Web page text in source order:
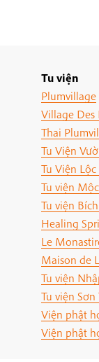
Tu viện
Plumvillage
Village Des
Thai
Tu Viện
Tu Viện
Tu viện
Tu viện
Healing
Le
Maison de
Tu viện
Tu viện Sơn
Viện phật
Viện phật